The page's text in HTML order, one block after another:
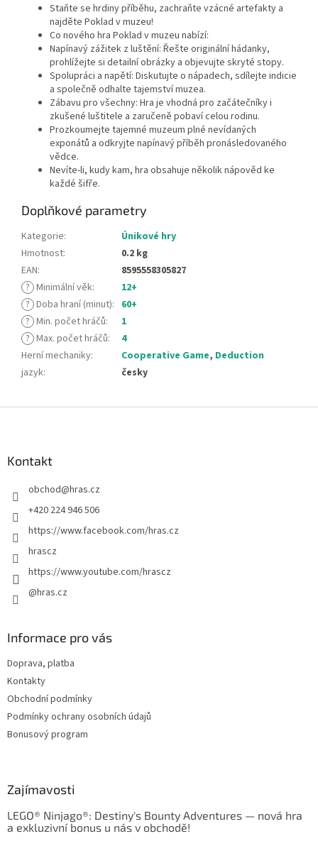
Staňte se hrdiny příběhu, zachraňte vzácné artefakty a
najděte Poklad v muzeu!
Co nového hra Poklad v muzeu nabízí:
Napínavý zážitek z luštění: Řešte originální hádanky,
prohlížejte si detailní obrázky a objevujte skryté stopy.
Spolupráci a napětí: Diskutujte o nápadech, sdílejte indicie
a společně odhalte tajemství muzea.
Zábavu pro všechny: Hra je vhodná pro začátečníky i
zkušené luštitele a zaručeně pobaví celou rodinu.
Prozkoumejte tajemné muzeum plné nevídaných
exponátů a odkryjte napínavý příběh pronásledovaného
vědce.
Nevíte-li, kudy kam, hra obsahuje několik nápověd ke
každé šifře.
Doplňkové parametry
Kategorie:
Únikové hry
Hmotnost:
0.2 kg
EAN:
8595558305827
? Minimální věk:
12+
? Doba hraní (minut): 60+
? Min. počet hráčů:
1
? Max. počet hráčů:
4
Herní mechaniky: Cooperative Game, Deduction
jazyk: česky
Kontakt
obchod@hras.cz
+420 224 946 506
https://www.facebook.com/hras.cz
hrascz
https://www.youtube.com/hrascz
@hras.cz
Informace pro vás
Doprava, platba
Kontakty
Obchodní podmínky
Podmínky ochrany osobních údajů
Bonusový program
Zajímavosti
LEGO® Ninjago®: Destiny's Bounty Adventures — nová hra
a exkluzivní bonus u nás v obchodě!